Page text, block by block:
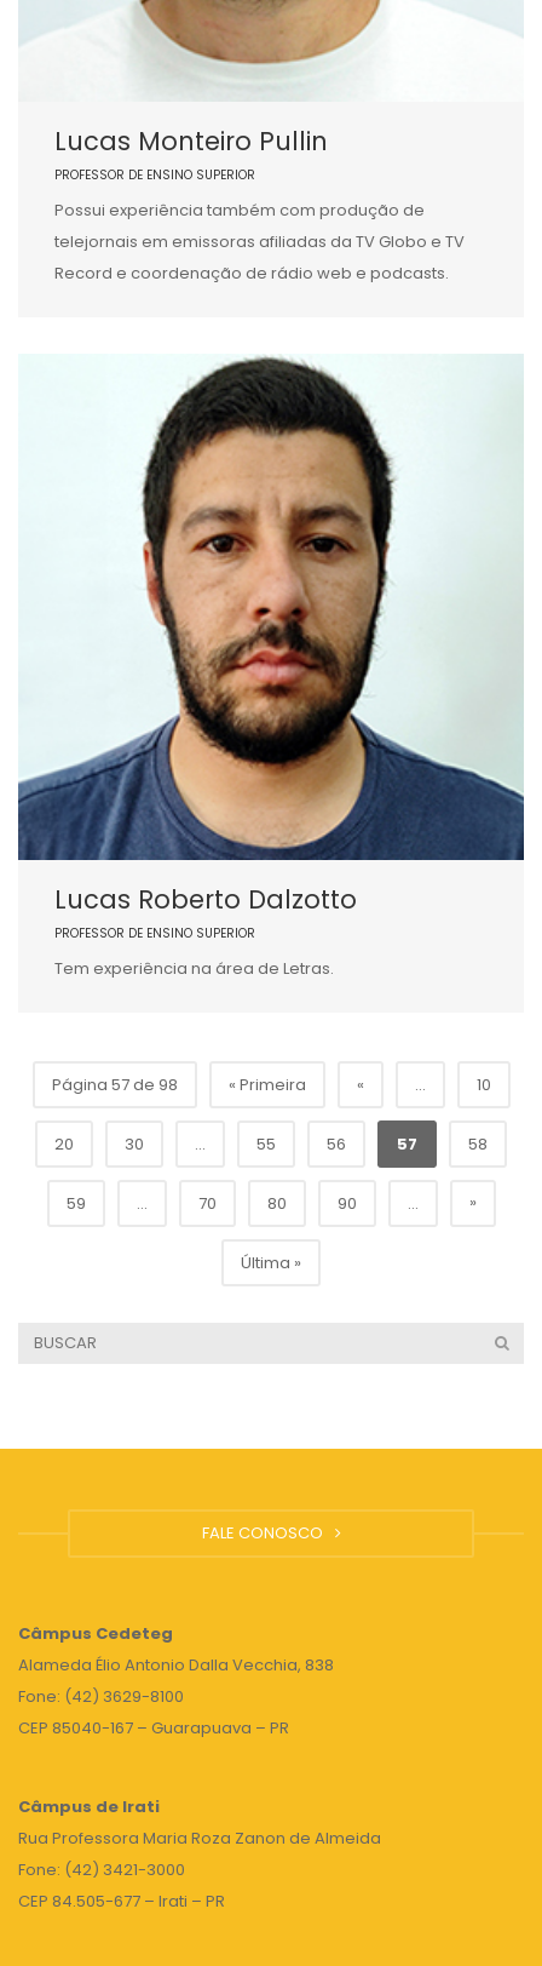
Lucas Monteiro Pullin
PROFESSOR DE ENSINO SUPERIOR
Possui experiência também com produção de
telejornais em emissoras afiliadas da TV Globo e TV
Record e coordenação de rádio web e podcasts.
Lucas Roberto Dalzotto
PROFESSOR DE ENSINO SUPERIOR
Tem experiência na área de Letras.
Página 57 de 98 « Primeira « ... 10
20 30 ... 55 56 57 58
59 ... 70 80 90 ... »
Última »
FALE CONOSCO
Câmpus Cedeteg
Alameda Élio Antonio Dalla Vecchia, 838
Fone: (42) 3629-8100
CEP 85040-167 – Guarapuava – PR
Câmpus de Irati
Rua Professora Maria Roza Zanon de Almeida
Fone: (42) 3421-3000
CEP 84.505-677 – Irati – PR